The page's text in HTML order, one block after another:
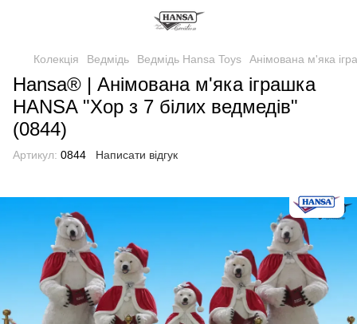
Колекція Ведмідь Ведмідь Hansa Toys Анімована м'яка
Hansa® | Анімована м'яка іграшка
HANSA "Хор з 7 білих ведмедів"
(0844)
Артикул: 0844 Написати відгук